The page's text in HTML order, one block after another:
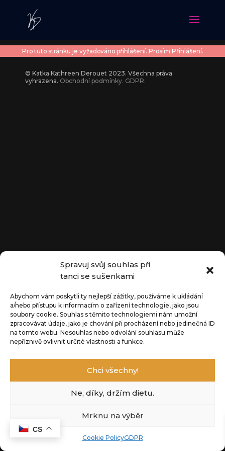
Spravuj svůj souhlas při
tanci se sušenkami
Abychom vám poskytli ty nejlepší zážitky, používáme k ukládání
a/nebo přístupu k informacím o zařízení technologie, jako jsou
soubory cookie. Souhlas s těmito technologiemi nám umožní
zpracovávat údaje, jako je chování při procházení nebo jedinečná ID
na tomto webu. Nesouhlas nebo odvolání souhlasu může
nepříznivě ovlivnit určité vlastnosti a funkce.
Chci všechny!
Ne, díky, držím dietu.
Mrknu na výběr
Cookie PolicyGDPR
Pro tuto stránku je vyžadováno přihlášení. Prosím Přihlášení.
© Katka Kathreen Derouet 2023. Všechna práva
vyhrazena. Obchodní podmínky. GDPR.
CS
Tarab
690 Kč
+ PŘIDAT